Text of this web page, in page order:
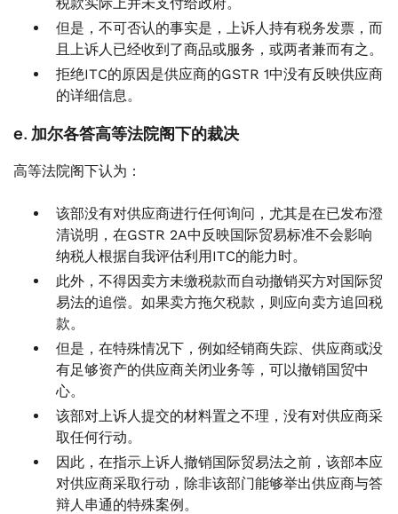
但是，不可否认的事实是，上诉人持有税务发票，而
且上诉人已经收到了商品或服务，或两者兼而有之。
拒绝ITC的原因是供应商的GSTR 1中没有反映供应商
的详细信息。
e. 加尔各答高等法院阁下的裁决
高等法院阁下认为：
该部没有对供应商进行任何询问，尤其是在已发布澄
清说明，在GSTR 2A中反映国际贸易标准不会影响
纳税人根据自我评估利用ITC的能力时。
此外，不得因卖方未缴税款而自动撤销买方对国际贸
易法的追偿。如果卖方拖欠税款，则应向卖方追回税
款。
但是，在特殊情况下，例如经销商失踪、供应商或没
有足够资产的供应商关闭业务等，可以撤销国贸中
心。
该部对上诉人提交的材料置之不理，没有对供应商采
取任何行动。
因此，在指示上诉人撤销国际贸易法之前，该部本应
对供应商采取行动，除非该部门能够举出供应商与答
辩人串通的特殊案例。